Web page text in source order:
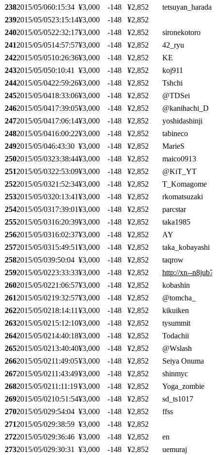
2382015/05/060:15:34 ¥3,000 -148 ¥2,852
tetsuyan_harada
2392015/05/0523:15:14¥3,000 -148
¥2,852
2402015/05/0522:32:17¥3,000 -148 ¥2,852
sironekotoro
2412015/05/0514:57:57¥3,000 -148 ¥2,852
42_ryu
2422015/05/0510:26:36¥3,000 -148 ¥2,852
KE
2432015/05/050:10:41 ¥3,000 -148 ¥2,852
koj911
2442015/05/0422:59:26¥3,000 -148 ¥2,852
Tshchi
2452015/05/0418:33:06¥3,000 -148 ¥2,852
@TDSei
2462015/05/0417:39:05¥3,000 -148 ¥2,852
@kanihachi_D
2472015/05/0417:06:14¥3,000 -148 ¥2,852
yoshidashinji
2482015/05/0416:00:22¥3,000 -148 ¥2,852
tabineco
2492015/05/046:43:30 ¥3,000 -148 ¥2,852
MarieS
2502015/05/0323:38:44¥3,000 -148 ¥2,852
maico0913
2512015/05/0322:53:09¥3,000 -148 ¥2,852
@KiT_YT
2522015/05/0321:52:34¥3,000 -148 ¥2,852
T_Komagome
2532015/05/0320:13:41¥3,000 -148 ¥2,852
rkomatsuzaki
2542015/05/0317:39:01¥3,000 -148 ¥2,852
parcstar
2552015/05/0316:20:39¥3,000 -148 ¥2,852
taka1985
2562015/05/0316:02:37¥3,000 -148 ¥2,852
AY
2572015/05/0315:49:51¥3,000 -148 ¥2,852
taka_kobayashi
2582015/05/039:50:04 ¥3,000 -148 ¥2,852
taqrow
2592015/05/0223:33:33¥3,000 -148 ¥2,852
http://xn--
2602015/05/0221:06:57¥3,000 -148 ¥2,852
kobashin
2612015/05/0219:32:57¥3,000 -148 ¥2,852
@tomcha_
2622015/05/0218:14:11 ¥3,000 -148 ¥2,852
kikuiken
2632015/05/0215:12:10¥3,000 -148 ¥2,852
tysummit
2642015/05/0214:40:18¥3,000 -148 ¥2,852
Todachii
2652015/05/0213:40:40¥3,000 -148 ¥2,852
@Wslash
2662015/05/0211:49:05¥3,000 -148 ¥2,852
Seiya Onuma
2672015/05/0211:43:49¥3,000 -148 ¥2,852
shinmyc
2682015/05/0211:11:19¥3,000 -148 ¥2,852
Yoga_zombie
2692015/05/0210:51:54¥3,000 -148 ¥2,852
sd_ts1017
2702015/05/029:54:04 ¥3,000 -148 ¥2,852
ffss
2712015/05/029:38:59 ¥3,000 -148
¥2,852
2722015/05/029:36:46 ¥3,000 -148 ¥2,852
en
2732015/05/029:30:31 ¥3,000 -148 ¥2,852
uemuraj